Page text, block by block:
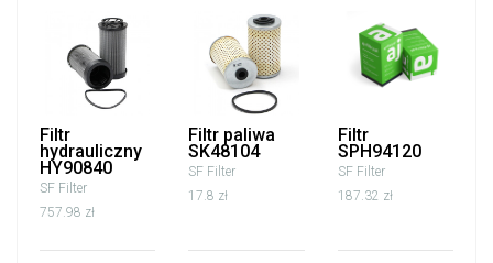
Filtr
hydrauliczny
HY90840
SF Filter
757.98 zł
Filtr paliwa
SK48104
SF Filter
17.8 zł
Filtr
SPH94120
SF Filter
187.32 zł